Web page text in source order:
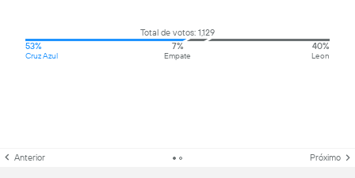
Total de votos: 1,129
53%
Cruz Azul
7%
Empate
40%
Leon
Anterior Próximo